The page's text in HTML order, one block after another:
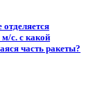
отделяется
м/с. с какой
часть ракеты?